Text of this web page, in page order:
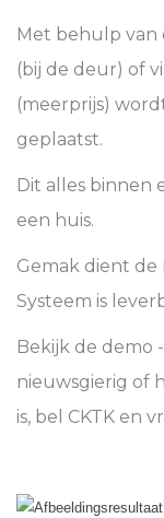
Met behulp van
(bij de deur) of
(meerprijs)
geplaatst.
Dit alles binnen
een huis.
Gemak dient
Systeem is
Bekijk de demo
nieuwsgierig of
is, bel CKTK en